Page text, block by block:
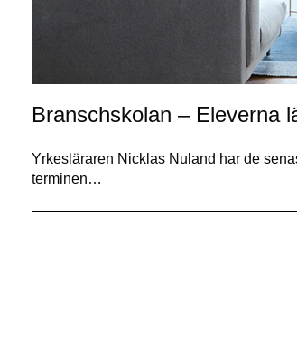
Branschskolan – Eleverna
Yrkesläraren Nicklas Nuland har de
terminen…